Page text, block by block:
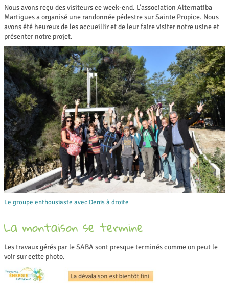
Nous avons reçu des visiteurs ce week-end. L’association Alternatiba
Martigues a organisé une randonnée pédestre sur Sainte Propice. Nous
avons été heureux de les accueillir et de leur faire visiter notre usine et
présenter notre projet.
Le groupe enthousiaste avec Denis à droite
La montaison se termine
Les travaux gérés par le SABA sont presque terminés comme on peut le
voir sur cette photo.